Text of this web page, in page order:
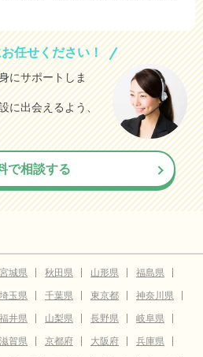
任せください！
にサポートしま
に出会えるよう、
で相談する
宮城県 秋田県 山形県
福島県
埼玉県 千葉県 東京都
神奈川県
福井県 山梨県 長野県
岐阜県
滋賀県 京都府 大阪府
兵庫県